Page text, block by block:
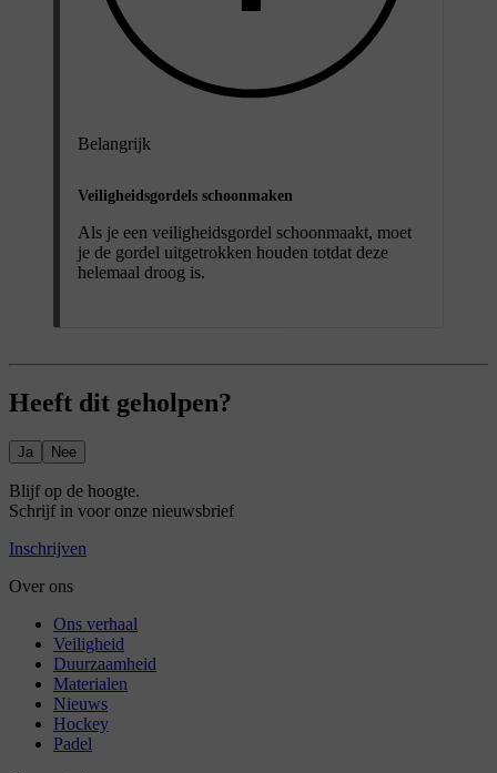
Belangrijk
Veiligheidsgordels schoonmaken
Als je een veiligheidsgordel schoonmaakt, moet
je de gordel uitgetrokken houden totdat deze
helemaal droog is.
Heeft dit geholpen?
Ja Nee